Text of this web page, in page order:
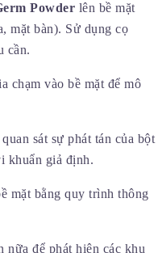
Powder lên bề mặt
mặt bàn). Sử dụng cọ
cần.
chạm vào bề mặt để mô
sát sự phát tán của bột
khuẩn giả định.
mặt bằng quy trình thông
nữa để phát hiện các khu